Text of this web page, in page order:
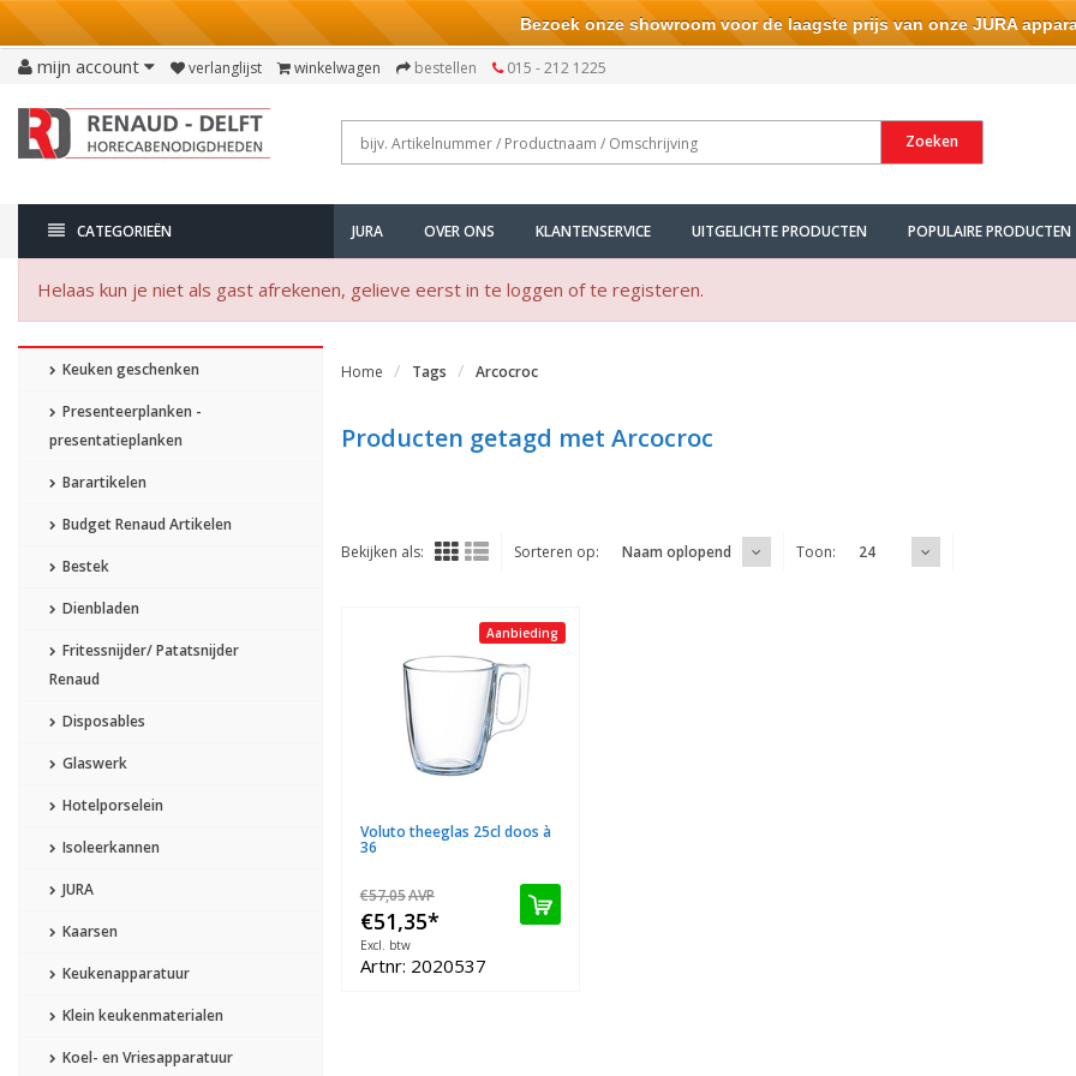
mijn account verlanglijst winkelwagen bestellen 015 - 212 1225
Zoeken
CATEGORIEËN JURA OVER ONS KLANTENSERVICE UITGELICHTE PRODUCTEN POPULAIRE PRODUCTEN
Helaas kun je niet als gast afrekenen, gelieve eerst in te loggen of te registeren.
Keuken geschenken
Presenteerplanken -
presentatieplanken
Barartikelen
Budget Renaud Artikelen
Bestek
Dienbladen
Fritessnijder/ Patatsnijder
Renaud
Disposables
Glaswerk
Hotelporselein
Isoleerkannen
JURA
Kaarsen
Keukenapparatuur
Klein keukenmaterialen
Koel- en Vriesapparatuur
Home Tags Arcocroc
Producten getagd met Arcocroc
Bekijken als: Sorteren op: Naam oplopend Toon: 24
Aanbieding
Voluto theeglas 25cl doos à
36
€57,05AVP
€51,35*
Excl. btw
Artnr: 2020537
Bezoek onze showroom voor de laagste prijs van onze JURA